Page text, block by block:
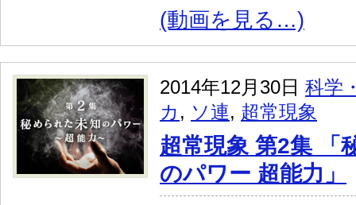
(動画を見る…)
2014年12月30日 科学
カ , ソ連, 超常現象
超常現象 第2集 「
のパワー 超能力」